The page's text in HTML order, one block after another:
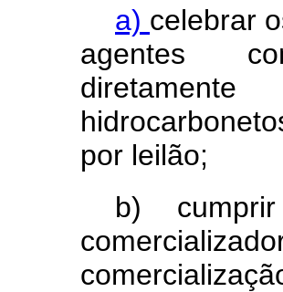
a) celebrar
agentes
por leilão;
b)